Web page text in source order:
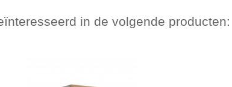
in de volgende producten: